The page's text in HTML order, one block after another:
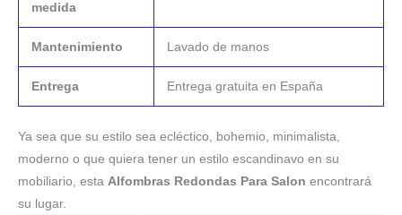
medida
Mantenimiento Lavado de manos
Entrega Entrega gratuita en España
Ya sea que su estilo sea ecléctico, bohemio, minimalista,
moderno o que quiera tener un estilo escandinavo en su
mobiliario, esta Alfombras Redondas Para Salon encontrará
su lugar.